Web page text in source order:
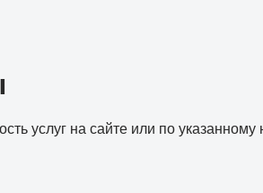
услуг на сайте или по указанному